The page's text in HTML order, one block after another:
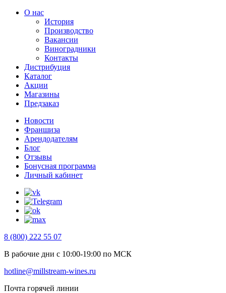
О нас
История
Производство
Вакансии
Виноградники
Контакты
Дистрибуция
Каталог
Акции
Магазины
Предзаказ
Новости
Франшиза
Арендодателям
Блог
Отзывы
Бонусная программа
Личный кабинет
8 (800) 222 55 07
В рабочие дни с 10:00-19:00 по МСК
hotline@millstream-wines.ru
Почта горячей линии